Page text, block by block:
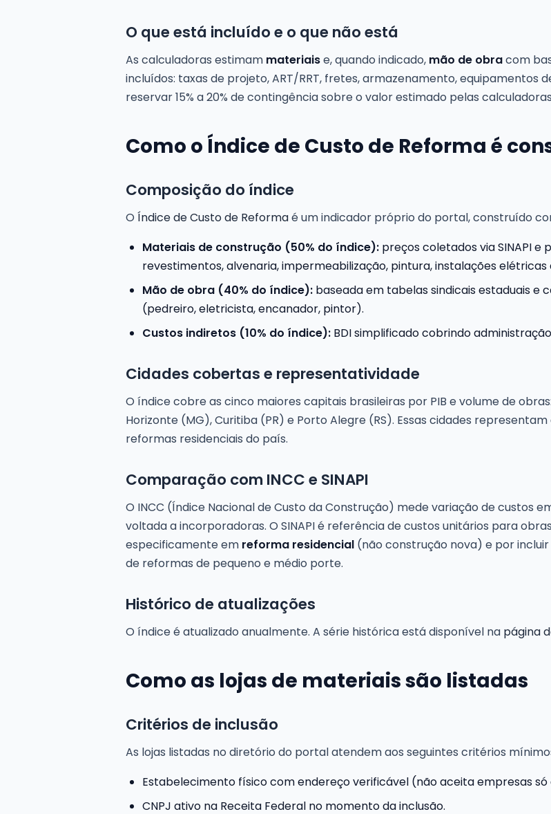
O que está incluído e o que não está
As calculadoras estimam materiaise, quando indicado, mão de obracom
incluídos: taxas de projeto, ART/RRT, fretes, armazenamento, equipamentos
reservar 15% a 20% de contingência sobre o valor estimado pelas
Como o Índice de Custo de Reforma é
Composição do índice
O Índice de Custo de Reformaé um indicador próprio do portal, construído
Materiais de construção (50% do índice): preços coletados via SINAPI e
revestimentos, alvenaria, impermeabilização, pintura, instalações elétricas
Mão de obra (40% do índice): baseada em tabelas sindicais estaduais
(pedreiro, eletricista, encanador, pintor).
Custos indiretos (10% do índice): BDI simplificado cobrindo
Cidades cobertas e representatividade
O índice cobre as cinco maiores capitais brasileiras por PIB e volume de
Horizonte (MG), Curitiba (PR) e Porto Alegre (RS). Essas cidades
reformas residenciais do país.
Comparação com INCC e SINAPI
O INCC (Índice Nacional de Custo da Construção) mede variação de custos
voltada a incorporadoras. O SINAPI é referência de custos unitários para
especificamente em reforma residencial (não construção nova) e por
de reformas de pequeno e médio porte.
Histórico de atualizações
O índice é atualizado anualmente. A série histórica está disponível na página
Como as lojas de materiais são listadas
Critérios de inclusão
As lojas listadas no diretório do portal atendem aos seguintes critérios
Estabelecimento físico com endereço verificável (não aceita empresas só
CNPJ ativo na Receita Federal no momento da inclusão.